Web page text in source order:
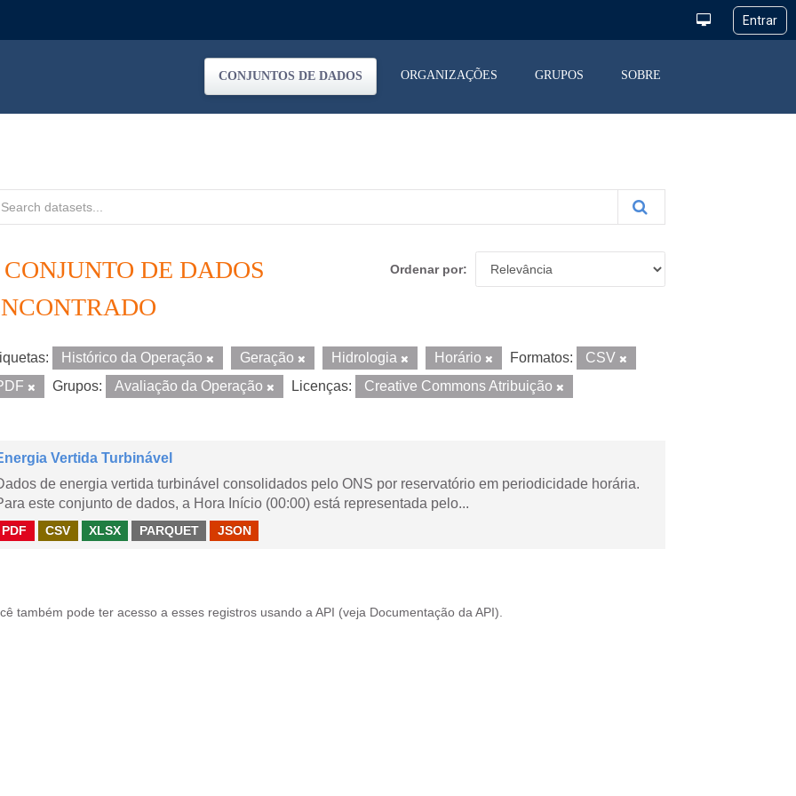
CONJUNTOS DE DADOS ORGANIZAÇÕES GRUPOS SOBRE
Ordenar por
CONJUNTO DE DADOS
Histórico da Operação Geração Hidrologia Horário Formatos:
CSV
Grupos: Avaliação da Operação Licenças: Creative Commons Atribuição
Vertida Turbinável
de energia vertida turbinável consolidados pelo ONS por reservatório em periodicidade horária.
este conjunto de dados, a Hora Início (00:00) está representada pelo...
PDF CSV XLSX PARQUET JSON
também pode ter acesso a esses registros usando a API (veja Documentação da API ).